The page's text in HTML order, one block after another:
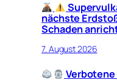
nächste
Schaden
7. August 2026